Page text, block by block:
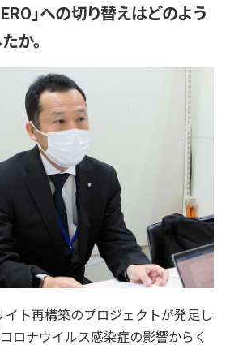
」への切り替えはどのよう
か。
イト再構築のプロジェクトが発足し
ロナウイルス感染症の影響からく